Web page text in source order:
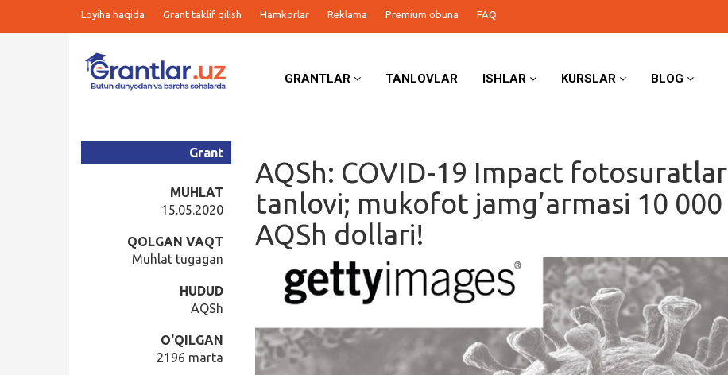
Loyiha haqida Grant taklif qilish Hamkorlar Reklama Premium obuna FAQ
GRANTLAR TANLOVLAR ISHLAR KURSLAR BLOG
AQSh: COVID-19 Impact fotosuratlar
tanlovi; mukofot jamg’armasi 10 000
AQSh dollari!
Grant
MUHLAT
15.05.2020
QOLGAN VAQT
Muhlat tugagan
HUDUD
AQSh
O'QILGAN
2196 marta